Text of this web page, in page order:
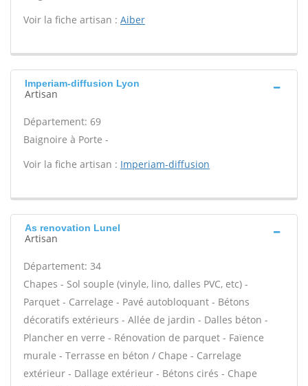
Voir la fiche artisan : Aiber
Imperiam-diffusion Lyon
Artisan
Département: 69
Baignoire à Porte -
Voir la fiche artisan : Imperiam-diffusion
As renovation Lunel
Artisan
Département: 34
Chapes - Sol souple (vinyle, lino, dalles PVC, etc) -
Parquet - Carrelage - Pavé autobloquant - Bétons
décoratifs extérieurs - Allée de jardin - Dalles béton -
Plancher en verre - Rénovation de parquet - Faïence
murale - Terrasse en béton / Chape - Carrelage
extérieur - Dallage extérieur - Bétons cirés - Chape